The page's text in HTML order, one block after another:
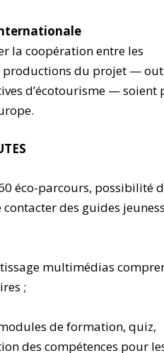
la coopération entre les
productions du projet —
d’écotourisme — soient
éco-parcours, possibilité
des guides
multimédias
;
de formation, quiz,
des compétences pour